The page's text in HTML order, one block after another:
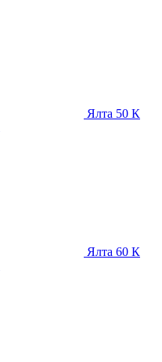
Ялта 50 К
Ялта 60 К